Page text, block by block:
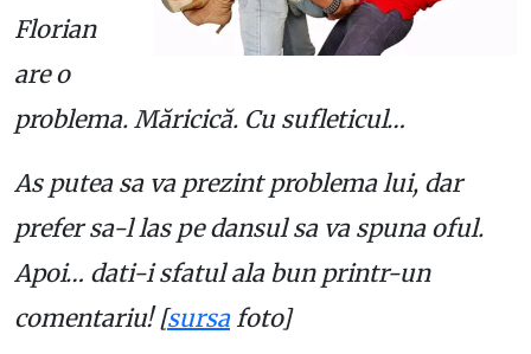
Florian
are o
problema. Măricică. Cu sufleticul…
As putea sa va prezint problema lui, dar
prefer sa-l las pe dansul sa va spuna oful.
Apoi… dati-i sfatul ala bun printr-un
comentariu! [sursafoto]